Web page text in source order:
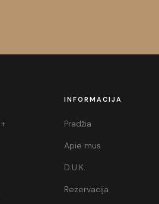
INFORMACIJA
Pradžia
Apie mus
D.U.K.
Rezervacija